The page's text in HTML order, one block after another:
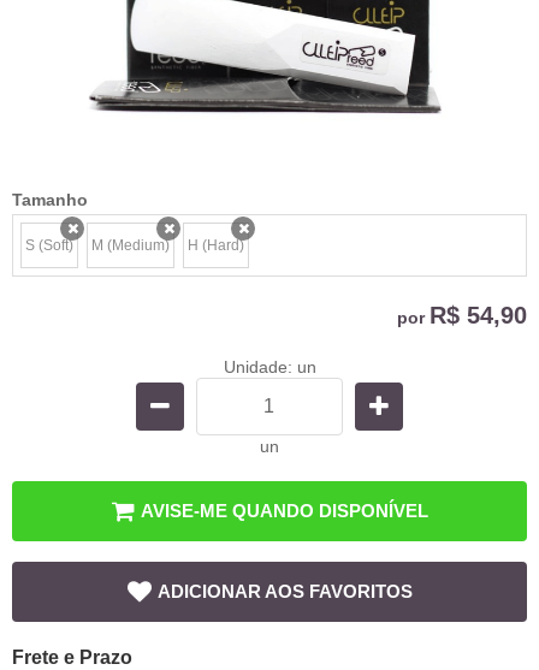
Tamanho
S (Soft)
x M (Medium)
x H (Hard)
x
por R$ 54,90
Unidade: un
un
AVISE-ME QUANDO DISPONÍVEL
ADICIONAR AOS FAVORITOS
Frete e Prazo